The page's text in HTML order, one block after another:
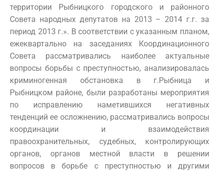
территории Рыбницкого городского и районного
Совета народных депутатов на 2013 – 2014 г.г. за
период 2013 г.». В соответствии с указанным планом,
ежеквартально на заседаниях Координационного
Совета рассматривались наиболее актуальные
вопросы борьбы с преступностью, анализировалась
криминогенная обстановка в г.Рыбница и
Рыбницком районе, были разработаны мероприятия
по исправлению наметившихся негативных
тенденций ее осложнению, рассматривались вопросы
координации и взаимодействия
правоохранительных, судебных, контролирующих
органов, органов местной власти в решении
вопросов в борьбе с преступностью и другими